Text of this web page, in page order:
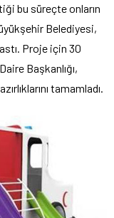
bu süreçte onların
Belediyesi,
Proje için 30
Başkanlığı,
tamamladı.